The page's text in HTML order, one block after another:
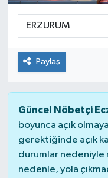
Paylaş
Güncel Nöbetçi
boyunca açık
gerektiğinde açık
durumlar nedeniyle
nedenle, yola